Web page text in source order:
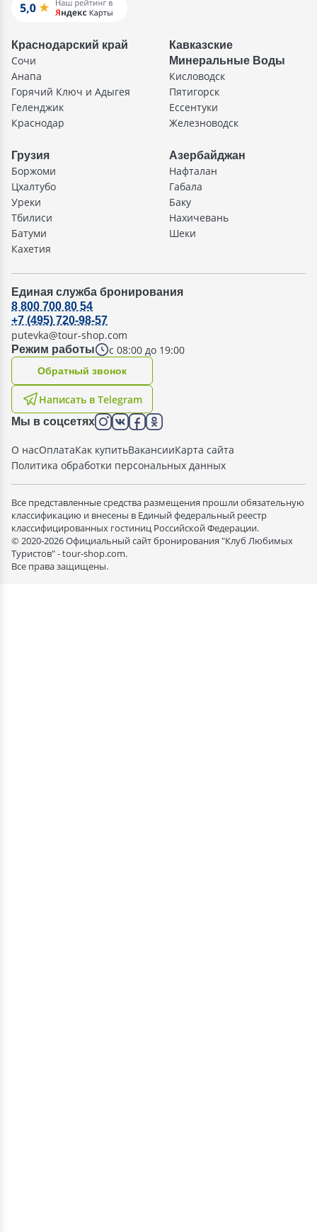
Краснодарский край
Сочи
Анапа
Горячий Ключ и Адыгея
Геленджик
Краснодар
Кавказские
Минеральные Воды
Кисловодск
Пятигорск
Ессентуки
Железноводск
Грузия
Боржоми
Цхалтубо
Уреки
Тбилиси
Батуми
Кахетия
Азербайджан
Нафталан
Габала
Баку
Нахичевань
Шеки
Единая служба бронирования
Режим работы с 08:00 до 19:00
8 800 700 80 54
+7 (495) 720-98-57
putevka@tour-shop.com
Написать в Telegram
Oбратный звонок
Мы в соцсетях
О насОплатаКак купитьВакансииКарта сайта
Политика обработки персональных данных
Все представленные средства размещения прошли обязательную
классификацию и внесены в Единый федеральный реестр
классифицированных гостиниц Российской Федерации.
© 2020-2026 Официальный сайт бронирования "Клуб Любимых
Туристов" - tour-shop.com.
Все права защищены.